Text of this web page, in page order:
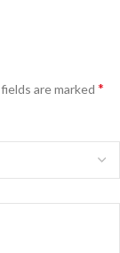
are marked *